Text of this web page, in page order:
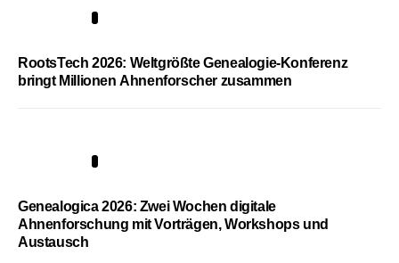
RootsTech 2026: Weltgrößte Genealogie-Konferenz
bringt Millionen Ahnenforscher zusammen
Genealogica 2026: Zwei Wochen digitale
Ahnenforschung mit Vorträgen, Workshops und
Austausch